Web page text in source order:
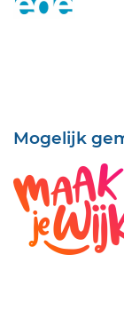
Mogelijk